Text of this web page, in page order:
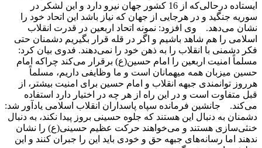
ایستاده درحالی‌که از 16 کشور جهان نیرو دارد و این لشکر در
سوریه جنگید و در هرجایی از جهان که نیاز باشد این اتحاد خود را
نشان می‌دهد. وی افزود: نمونه اتحاد اربعین در قدرت انقلاب
اسلامی را هم شاهد باشیم و اگر در قله قرار بگیریم دشمنان حتی
فکر دشمنی با انقلاب را به ذهن خود را نمی‌دهند. فدوی بیان کرد:
مسلماً امنیت اربعین را امام حسین(ع) برقرار می‌کند چراکه امام
حسین میزبان همه میهمانان است و ما وظایفی داریم، مسلماً
هرروز توانمندی جبهه انقلاب و امام حسین برای امنیت بیشتر، از
قبل متفاوت است و در این راه از هر چه در اختیار دارد استفاده
می‌کند. جانشین فرمانده سپاه پاسداران انقلاب اسلامی یادآور شد:
دشمنان به دنبال این هستند که جلوه حسینی بروز پیدا نکند، به دنبال
خنثی‌سازی هستند و می‌خواهند حرکت عظیم حسینی(ع) را نشان
ندهند اما رسانه‌های جبهه حق و خودی باید این را جبران کنند و این